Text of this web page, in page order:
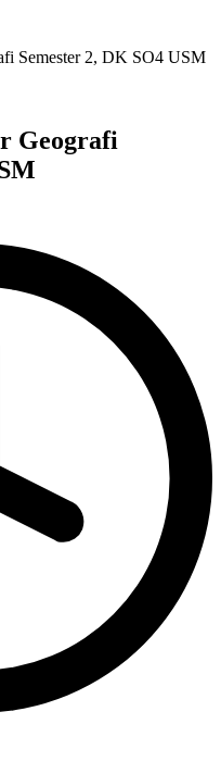
Semester 2, DK SO4 USM
Geografi